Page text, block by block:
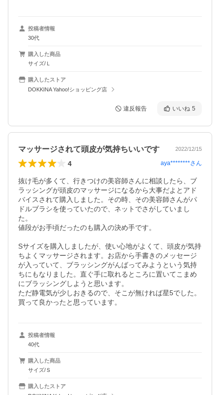
投稿者情報
30代
購入した商品
サイズ/Ｌ
購入したストア
DOKKINA Yahoo!ショッピング店
違反報告 いいね 5
マッサージされて頭皮が気持ちいいです 2022/12/15
4 aya********さん
抜け毛が多くて、行きつけの美容師さんに相談したら、ブ
ラッシングが頭皮のマッサージになるから大事だよとアド
バイスされて購入しました。その時、その美容師さんがパ
ドルブラシを使っていたので、ネットでさがしていまし
た。
値段がお手頃だったのも購入の決め手です。
Sサイズを購入しましたが、使い心地がよくて、頭皮が気持
ちよくマッサージされます。お店から手書きのメッセージ
が入っていて、ブラッシングがんばってみようという気持
ちにもなりました。直ぐ手に取れるところに置いてこまめ
にブラッシングしようと思います。
ただ静電気が少しおきるので、そこが無ければ星5でした。
買って良かったと思っています。
投稿者情報
40代
購入した商品
サイズ/Ｓ
購入したストア